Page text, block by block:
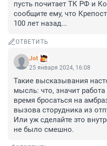
пусть почитает ТК РФ и
сообщите ему, что
100 лет назад...
ОТВЕТИТЬ
Jot
25 января 2024, 16:08
Такие высказывания
мысль: что, значит
время бросаться на
вызова сторудника из
Или уж сделайте это
не было смешно.